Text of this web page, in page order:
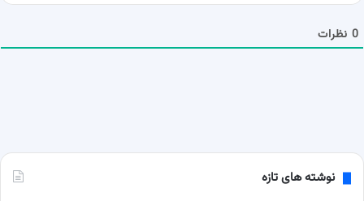
م
0 نظرات
نوشته های تازه